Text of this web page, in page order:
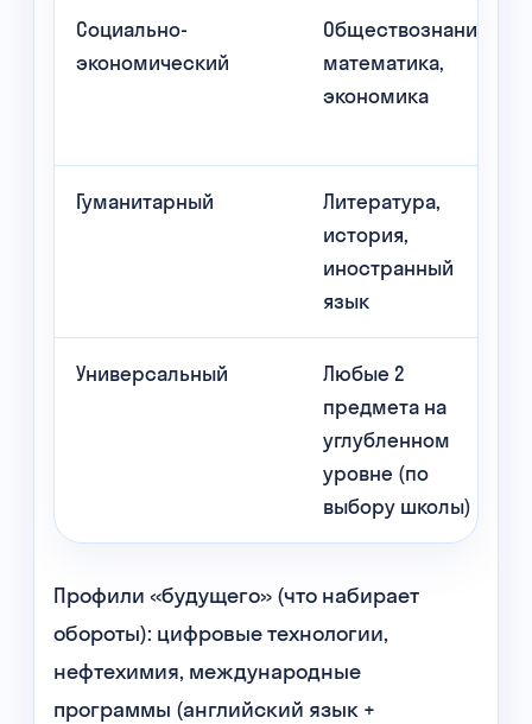
Социально-
экономический
Обществознание,
математика,
экономика
Гуманитарный
Литература,
история,
иностранный
язык
Универсальный
Любые 2
предмета на
углубленном
уровне (по
выбору школы)
Профили «будущего» (что набирает
обороты): цифровые технологии,
нефтехимия, международные
программы (английский язык +